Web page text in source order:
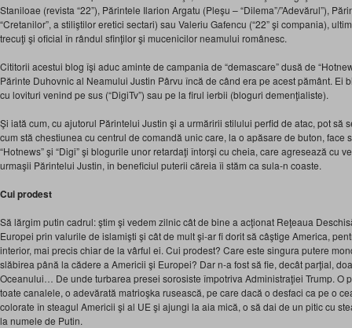
Staniloae (revista “22”), Părintele Ilarion Argatu (Pleşu – “Dilema”/”Adevărul”),
“Cretanilor”, a stiliştilor eretici sectari) sau Valeriu Gafencu (“22” şi compania),
trecuţi şi oficial în rândul sfinţilor şi mucenicilor neamului românesc.
Cititorii acestui blog îşi aduc aminte de campania de “demascare” dusă de
Părinte Duhovnic al Neamului Justin Pârvu încă de când era pe acest pământ. Ei
cu lovituri venind pe sus (“DigiTv”) sau pe la firul ierbii (bloguri demenţialiste).
Şi iată cum, cu ajutorul Părintelui Justin şi a urmăririi stilului perfid de atac, pot să
cum stă chestiunea cu centrul de comandă unic care, la o apăsare de buton, face
“Hotnews” şi “Digi” şi blogurile unor retardaţi întorşi cu cheia, care agresează cu
urmaşii Părintelui Justin, în beneficiul puterii căreia îi stăm ca sula-n coaste.
Cui prodest
Să lărgim putin cadrul: ştim şi vedem zilnic cât de bine a acţionat Reţeaua
Europei prin valurile de islamişti şi cât de mult şi-ar fi dorit să câştige America,
interior, mai precis chiar de la vârful ei. Cui prodest? Care este singura putere
slăbirea până la cădere a Americii şi Europei? Dar n-a fost să fie, decât parţial,
Oceanului… De unde turbarea presei sorosiste împotriva Administraţiei Trump. O
toate canalele, o adevărată matrioşka rusească, pe care dacă o desfaci ca pe o
colorate în steagul Americii şi al UE şi ajungi la aia mică, o să dai de un pitic cu
la numele de Putin.